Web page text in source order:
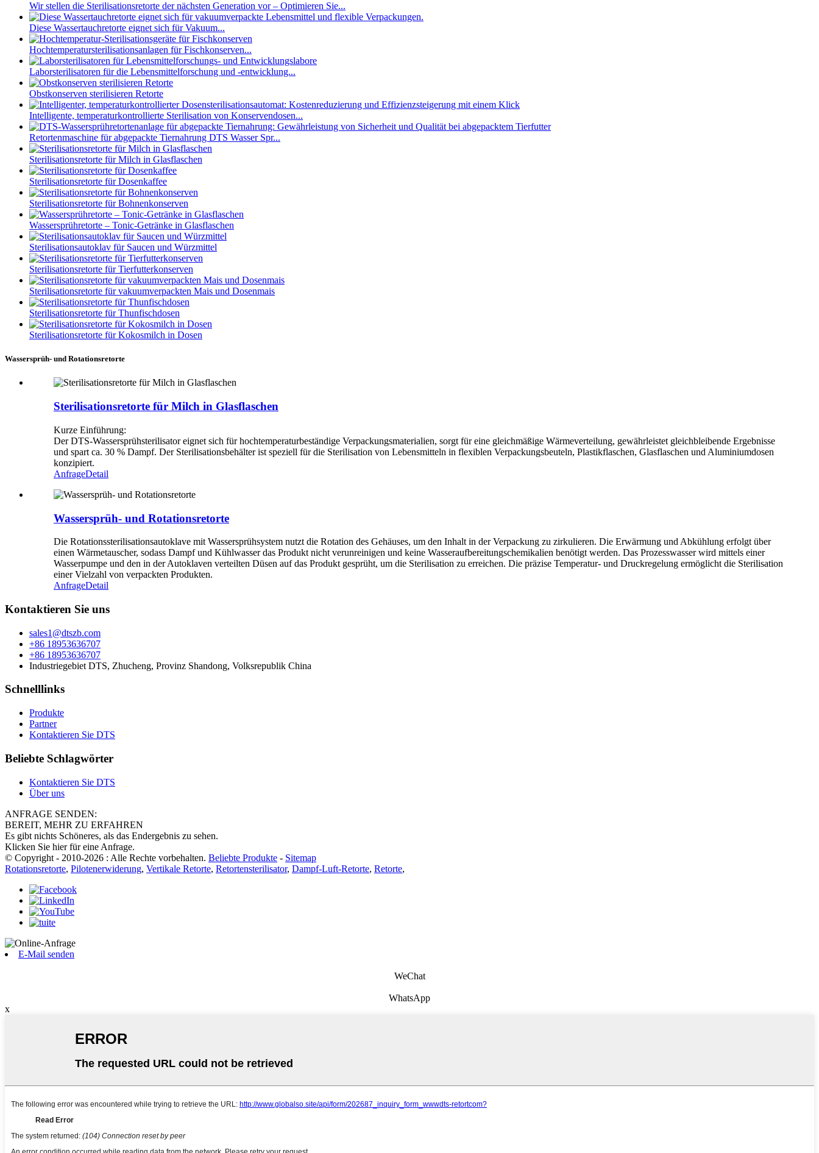
Wir stellen die Sterilisationsretorte der nächsten Generation vor – Optimieren Sie...
Diese Wassertauchretorte eignet sich für Vakuum...
Hochtemperatursterilisationsanlagen für Fischkonserven...
Laborsterilisatoren für die Lebensmittelforschung und -entwicklung...
Obstkonserven sterilisieren Retorte
Intelligente, temperaturkontrollierte Sterilisation von Konservendosen...
Retortenmaschine für abgepackte Tiernahrung DTS Wasser Spr...
Sterilisationsretorte für Milch in Glasflaschen
Sterilisationsretorte für Dosenkaffee
Sterilisationsretorte für Bohnenkonserven
Wassersprühretorte – Tonic-Getränke in Glasflaschen
Sterilisationsautoklav für Saucen und Würzmittel
Sterilisationsretorte für Tierfutterkonserven
Sterilisationsretorte für vakuumverpackten Mais und Dosenmais
Sterilisationsretorte für Thunfischdosen
Sterilisationsretorte für Kokosmilch in Dosen
Wassersprüh- und Rotationsretorte
Sterilisationsretorte für Milch in Glasflaschen
Kurze Einführung:
Der DTS-Wassersprühsterilisator eignet sich für hochtemperaturbeständige Verpackungsmaterialien, sorgt für eine gleichmäßige Wärmeverteilung, gewährleistet gleichbleibende Ergebnisse
und spart ca. 30 % Dampf. Der Sterilisationsbehälter ist speziell für die Sterilisation von Lebensmitteln in flexiblen Verpackungsbeuteln, Plastikflaschen, Glasflaschen und Aluminiumdosen
konzipiert.
AnfrageDetail
Wassersprüh- und Rotationsretorte
Die Rotationssterilisationsautoklave mit Wassersprühsystem nutzt die Rotation des Gehäuses, um den Inhalt in der Verpackung zu zirkulieren. Die Erwärmung und Abkühlung erfolgt über
einen Wärmetauscher, sodass Dampf und Kühlwasser das Produkt nicht verunreinigen und keine Wasseraufbereitungschemikalien benötigt werden. Das Prozesswasser wird mittels einer
Wasserpumpe und den in der Autoklaven verteilten Düsen auf das Produkt gesprüht, um die Sterilisation zu erreichen. Die präzise Temperatur- und Druckregelung ermöglicht die Sterilisation
einer Vielzahl von verpackten Produkten.
AnfrageDetail
Kontaktieren Sie uns
sales1@dtszb.com
+86 18953636707
+86 18953636707
Industriegebiet DTS, Zhucheng, Provinz Shandong, Volksrepublik China
Schnelllinks
Produkte
Partner
Kontaktieren Sie DTS
Beliebte Schlagwörter
Kontaktieren Sie DTS
Über uns
ANFRAGE SENDEN:
BEREIT, MEHR ZU ERFAHREN
Es gibt nichts Schöneres, als das Endergebnis zu sehen.
Klicken Sie hier für eine Anfrage.
© Copyright - 2010-2026 : Alle Rechte vorbehalten. Beliebte Produkte - Sitemap
Rotationsretorte, Pilotenerwiderung, Vertikale Retorte, Retortensterilisator, Dampf-Luft-Retorte, Retorte,
E-Mail senden
WeChat
WhatsApp
x